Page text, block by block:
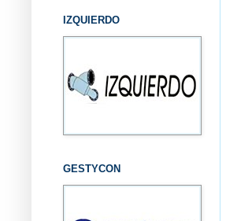
IZQUIERDO
GESTYCON